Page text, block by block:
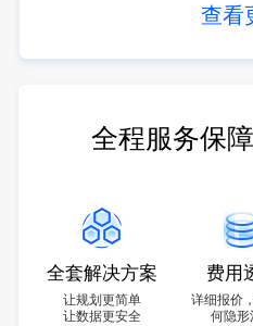
查看
全程服务保
全套解决方案
让规划更简单
让数据更安全
费用
详细报价
何隐形